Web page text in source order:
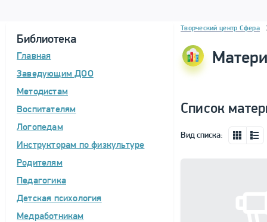
Библиотека
Главная
Заведующим ДОО
Методистам
Воспитателям
Логопедам
Инструкторам по физкультуре
Родителям
Педагогика
Детская психология
Медработникам
Блок новостей
Творческий центр Сфера
Список
Вид списка: